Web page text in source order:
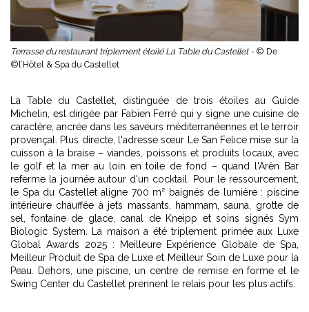
Terrasse du restaurant triplement étoilé La Table du Castellet - © De
©l’Hôtel & Spa du Castellet
La Table du Castellet, distinguée de trois étoiles au Guide
Michelin, est dirigée par Fabien Ferré qui y signe une cuisine de
caractère, ancrée dans les saveurs méditerranéennes et le terroir
provençal. Plus directe, l'adresse sœur Le San Felice mise sur la
cuisson à la braise – viandes, poissons et produits locaux, avec
le golf et la mer au loin en toile de fond – quand l'Arèn Bar
referme la journée autour d'un cocktail. Pour le ressourcement,
le Spa du Castellet aligne 700 m² baignés de lumière : piscine
intérieure chauffée à jets massants, hammam, sauna, grotte de
sel, fontaine de glace, canal de Kneipp et soins signés Sym
Biologic System. La maison a été triplement primée aux Luxe
Global Awards 2025 : Meilleure Expérience Globale de Spa,
Meilleur Produit de Spa de Luxe et Meilleur Soin de Luxe pour la
Peau. Dehors, une piscine, un centre de remise en forme et le
Swing Center du Castellet prennent le relais pour les plus actifs.